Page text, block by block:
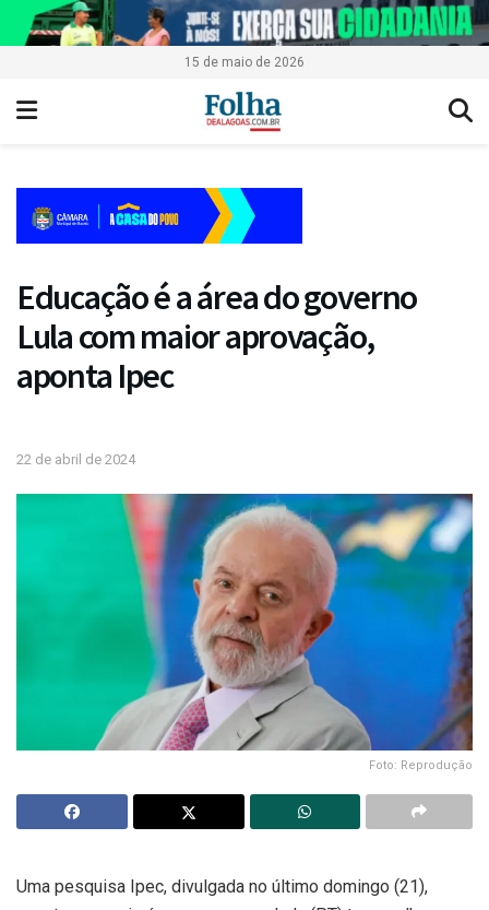
15 de maio de 2026
Educação é a área do governo
Lula com maior aprovação,
aponta Ipec
22 de abril de 2024
Foto: Reprodução
Uma pesquisa Ipec, divulgada no último domingo (21),